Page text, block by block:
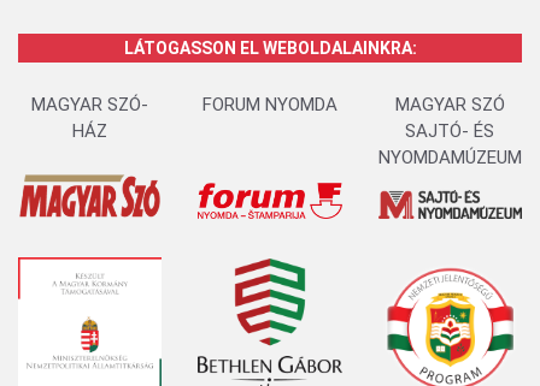
LÁTOGASSON EL WEBOLDALAINKRA:
MAGYAR SZÓ-
HÁZ
FORUM NYOMDA
MAGYAR SZÓ
SAJTÓ- ÉS
NYOMDAMÚZEUM